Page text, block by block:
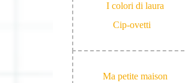
I colori di laura
Cip-ovetti
Ma petite maison